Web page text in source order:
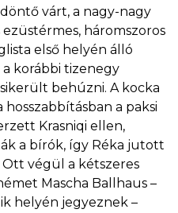
várt, a nagy-nagy
ezüstérmes, háromszoros
első helyén álló
a korábbi tizenegy
behúzni. A kocka
a paksi
Krasniqi ellen,
a bírók, így Réka jutott
Ott végül a kétszeres
Mascha Ballhaus –
helyén jegyeznek –